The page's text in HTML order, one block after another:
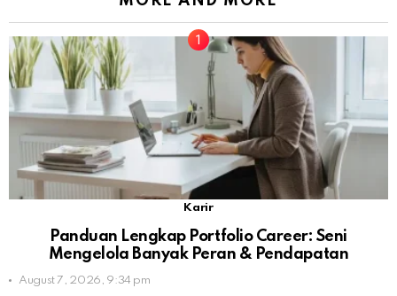
Karir
Panduan Lengkap Portfolio Career: Seni
Mengelola Banyak Peran & Pendapatan
August 7, 2026, 9:34 pm